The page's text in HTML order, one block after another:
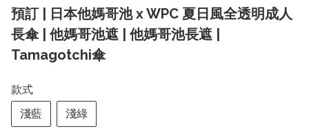
預訂 | 日本他媽哥池 x WPC 夏日風全透明成人
長傘 | 他媽哥池遮 | 他媽哥池長遮 |
Tamagotchi傘
款式
淺藍
淺綠